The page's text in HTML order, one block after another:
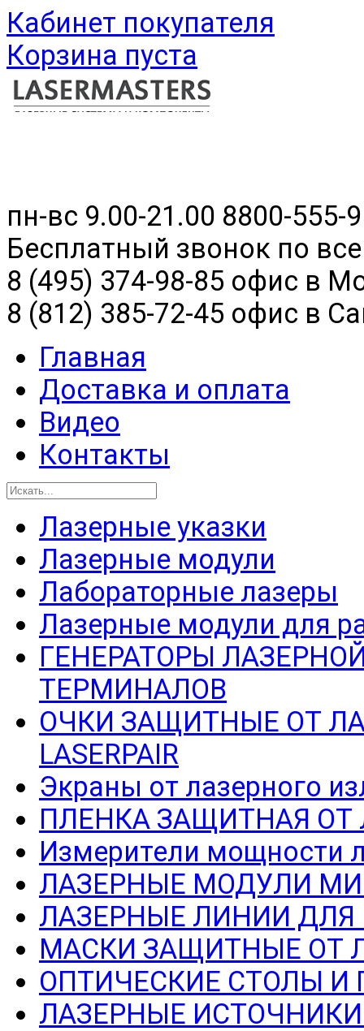
Кабинет покупателя
Корзина пуста
пн-вс 9.00-21.00 8800-555-
Бесплатный звонок по
8 (495) 374-98-85 офис в
8 (812) 385-72-45 офис в
Главная
Доставка и оплата
Видео
Контакты
Лазерные указки
Лазерные модули
Лабораторные лазеры
Лазерные модули для
ГЕНЕРАТОРЫ
ТЕРМИНАЛОВ
ОЧКИ ЗАЩИТНЫЕ ОТ
LASERPAIR
Экраны от лазерного
ПЛЕНКА ЗАЩИТНАЯ ОТ
Измерители мощности
ЛАЗЕРНЫЕ МОДУЛИ
ЛАЗЕРНЫЕ ЛИНИИ
МАСКИ ЗАЩИТНЫЕ ОТ
ОПТИЧЕСКИЕ СТОЛЫ И
ЛАЗЕРНЫЕ ИСТОЧНИКИ